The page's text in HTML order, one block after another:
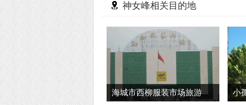
神女峰相关目的地
海城市西柳服装市场旅游 小